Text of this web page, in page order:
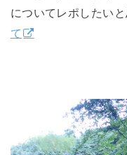
についてレポしたい
て